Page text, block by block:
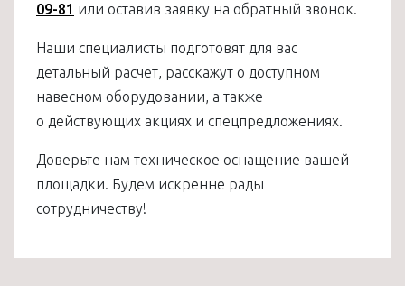
09-81 или оставив заявку на обратный звонок.
Наши специалисты подготовят для вас
детальный расчет, расскажут о доступном
навесном оборудовании, а также
о действующих акциях и спецпредложениях.
Доверьте нам техническое оснащение вашей
площадки. Будем искренне рады
сотрудничеству!